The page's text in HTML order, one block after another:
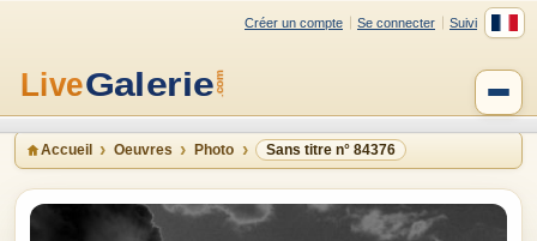
Créer un compte Se connecter Suivi
Accueil Oeuvres Photo Sans titre n° 84376